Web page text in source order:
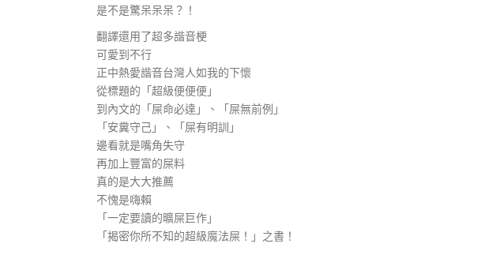
是不是驚呆呆呆？！
翻譯還用了超多諧音梗
可愛到不行
正中熱愛諧音台灣人如我的下懷
從標題的「超級便便便」
到內文的「屎命必達」、「屎無前例」
「安糞守己」、「屎有明訓」
邊看就是嘴角失守
再加上豐富的屎料
真的是大大推薦
不愧是嗨賴
「一定要讀的曠屎巨作」
「揭密你所不知的超級魔法屎！」之書！